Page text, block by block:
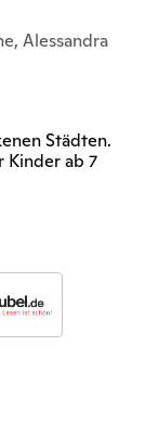
Alessandra
Städten.
Kinder ab 7